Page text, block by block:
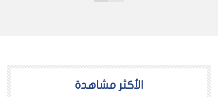
اﻷكثر مشاهدة